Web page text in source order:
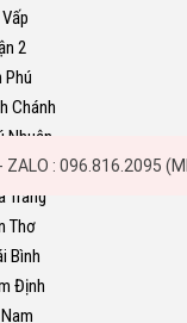
2
Phú
Chánh
Nhuận
Nhơn
Trang
Thơ
Bình
Định
ZALO : 096.816.2095